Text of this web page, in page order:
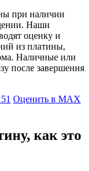
при наличии
Наши
оценку и
из платины,
Наличные или
после завершения
Оценить в MAX
как это